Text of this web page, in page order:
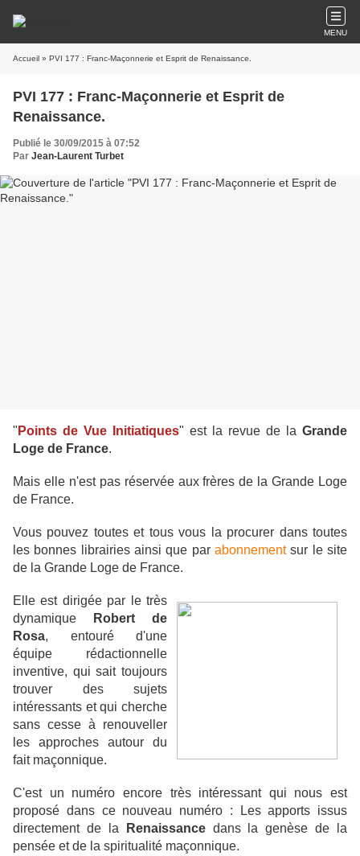
MENU
Accueil » PVI 177 : Franc-Maçonnerie et Esprit de Renaissance.
PVI 177 : Franc-Maçonnerie et Esprit de
Renaissance.
Publié le 30/09/2015 à 07:52
Par Jean-Laurent Turbet
" Points de Vue Initiatiques" est la revue de la Grande
Loge de France.
Mais elle n'est pas réservée aux frères de la Grande Loge
de France.
Vous pouvez toutes et tous vous la procurer dans toutes
les bonnes librairies ainsi que par abonnementsur le site
de la Grande Loge de France.
Elle est dirigée par le très
dynamique
Robert de
Rosa, entouré d'une
équipe rédactionnelle
inventive, qui sait toujours
trouver des sujets
intéressants et qui cherche
sans cesse à renouveller
les approches autour du
fait maçonnique.
C'est un numéro encore très intéressant qui nous est
proposé dans ce nouveau numéro : Les apports issus
directement de la
Renaissancedans la genèse de la
pensée et de la spiritualité maçonnique.